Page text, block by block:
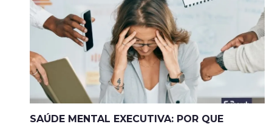
SAÚDE MENTAL EXECUTIVA: POR QUE